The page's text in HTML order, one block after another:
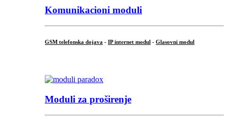
Komunikacioni moduli
GSM telefonska dojava - IP internet modul - Glasovni modul
Moduli za proširenje